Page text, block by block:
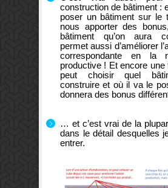
construction de bâtiment :
poser un bâtiment sur le
nous apporter des
bâtiment qu’on aura
permet aussi d’améliorer
correspondante en la
productive ! Et encore une
peut choisir quel
construire et où il va le
donnera des bonus
… et c’est vrai de la
dans le détail desquelles
entrer.